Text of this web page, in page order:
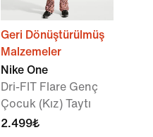
Geri Dönüştürülmüş
Malzemeler
Nike One
Dri-FIT Flare Genç
Çocuk (Kız) Taytı
2.499₺